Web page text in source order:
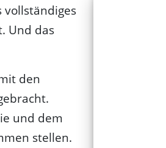
vollständiges
Und das
den
und dem
stellen.